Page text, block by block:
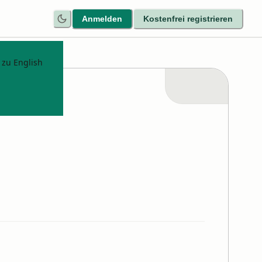
Anmelden Kostenfrei registrieren
English